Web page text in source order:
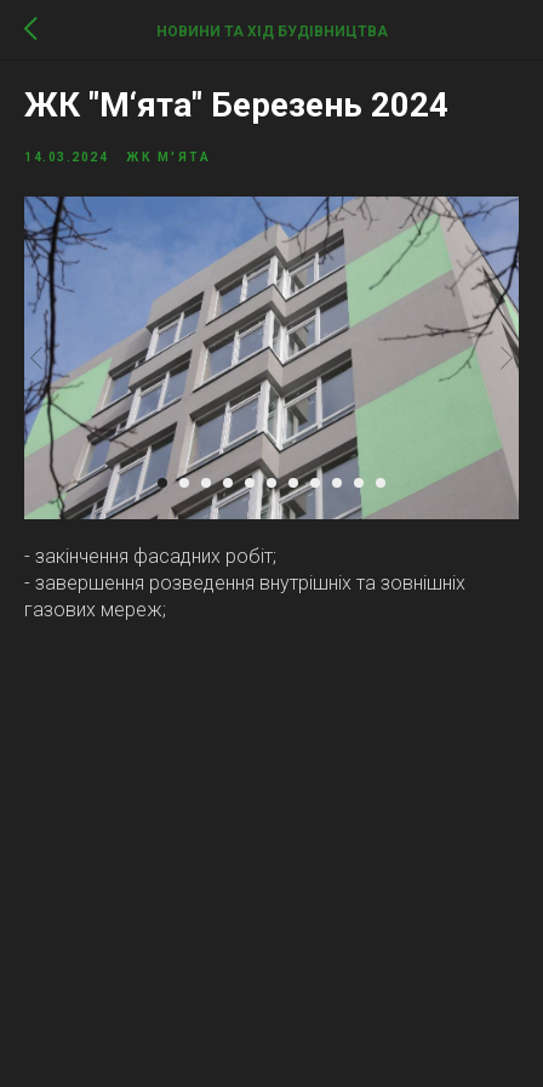
НОВИНИ ТА ХІД БУДІВНИЦТВА
ЖК "М‘ята" Березень 2024
14.03.2024 ЖК М'ЯТА
- закінчення фасадних робіт;
- завершення розведення внутрішніх та зовнішніх
газових мереж;